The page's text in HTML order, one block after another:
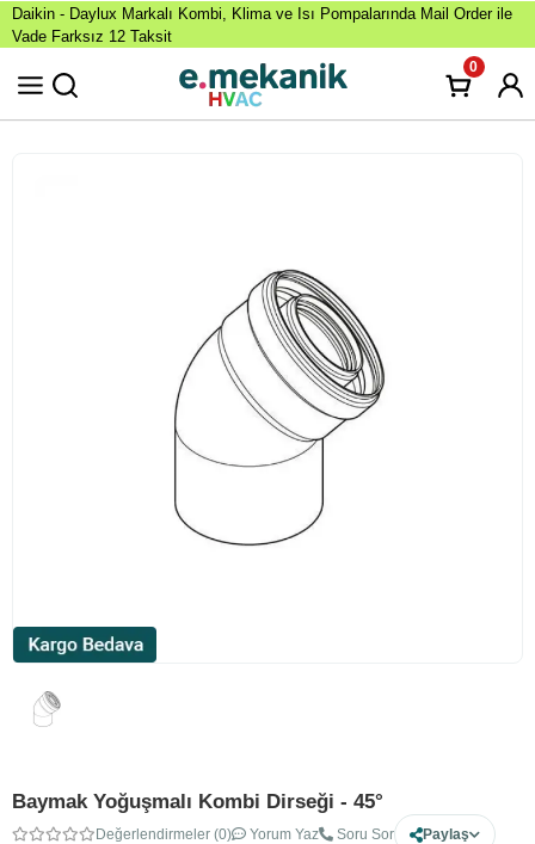
Daikin - Daylux Markalı Kombi, Klima ve Isı Pompalarında Mail Order ile
Vade Farksız 12 Taksit
0
Baymak Yoğuşmalı Kombi Dirseği - 45°
Değerlendirmeler (0) Yorum Yaz Soru Sor Paylaş